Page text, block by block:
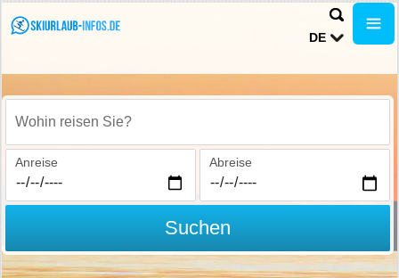
DE
Wohin reisen Sie?
Anreise Abreise
Suchen